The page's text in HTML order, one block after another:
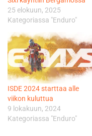
25 elokuun, 2025
Kategoriassa "Enduro"
ISDE 2024 starttaa alle
viikon kuluttua
9 lokakuun, 2024
Kategoriassa "Enduro"